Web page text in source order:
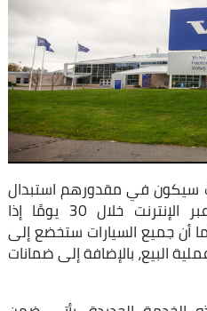
سيكون في مقدورهم استبدال
سيارتهم التي تم شراؤها عبر الإنترنت خلال 30 يومًا إذا
جميع السيارات ستخضع إلى
عملية البيع، بالإضافة إلى ضمانات